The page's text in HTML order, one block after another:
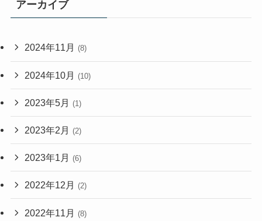
アーカイブ
2024年11月 (8)
2024年10月 (10)
2023年5月 (1)
2023年2月 (2)
2023年1月 (6)
2022年12月 (2)
2022年11月 (8)